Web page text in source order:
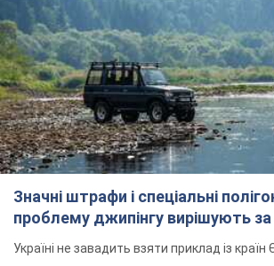
Значні штрафи і спеціальні
проблему джипінгу вирішують
Україні не завадить взяти приклад із країн